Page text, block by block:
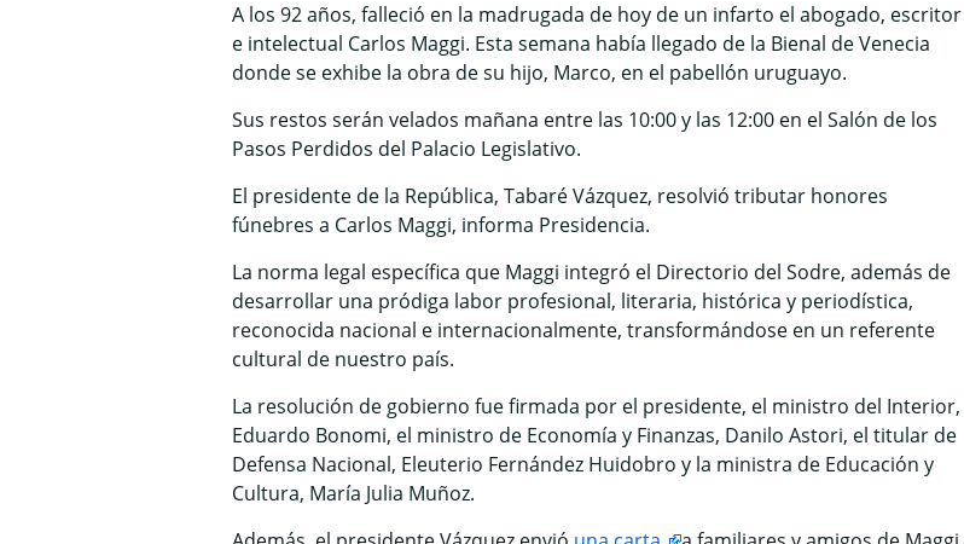
A los 92 años, falleció en la madrugada de hoy de un infarto el abogado, escritor
e intelectual Carlos Maggi. Esta semana había llegado de la Bienal de Venecia
donde se exhibe la obra de su hijo, Marco, en el pabellón uruguayo.
Sus restos serán velados mañana entre las 10:00 y las 12:00 en el Salón de los
Pasos Perdidos del Palacio Legislativo.
El presidente de la República, Tabaré Vázquez, resolvió tributar honores
fúnebres a Carlos Maggi, informa Presidencia.
La norma legal específica que Maggi integró el Directorio del Sodre, además de
desarrollar una pródiga labor profesional, literaria, histórica y periodística,
reconocida nacional e internacionalmente, transformándose en un referente
cultural de nuestro país.
La resolución de gobierno fue firmada por el presidente, el ministro del Interior,
Eduardo Bonomi, el ministro de Economía y Finanzas, Danilo Astori, el titular de
Defensa Nacional, Eleuterio Fernández Huidobro y la ministra de Educación y
Cultura, María Julia Muñoz.